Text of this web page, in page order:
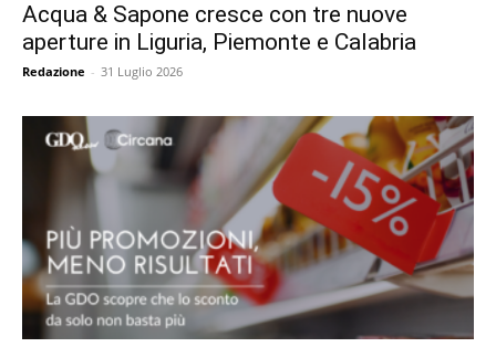
Acqua & Sapone cresce con tre nuove
aperture in Liguria, Piemonte e Calabria
Redazione - 31 Luglio 2026